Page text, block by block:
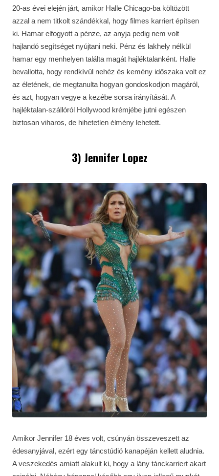
20-as évei elején járt, amikor Halle Chicago-ba költözött
azzal a nem titkolt szándékkal, hogy filmes karriert építsen
ki. Hamar elfogyott a pénze, az anyja pedig nem volt
hajlandó segítséget nyújtani neki. Pénz és lakhely nélkül
hamar egy menhelyen találta magát hajléktalanként. Halle
bevallotta, hogy rendkívül nehéz és kemény időszaka volt ez
az életének, de megtanulta hogyan gondoskodjon magáról,
és azt, hogyan vegye a kezébe sorsa irányítását. A
hajléktalan-szállóról Hollywood krémjébe jutni egészen
biztosan viharos, de hihetetlen élmény lehetett.
3) Jennifer Lopez
Amikor Jennifer 18 éves volt, csúnyán összeveszett az
édesanyjával, ezért egy táncstúdió kanapéján kellett aludnia.
A veszekedés amiatt alakult ki, hogy a lány tánckarriert akart